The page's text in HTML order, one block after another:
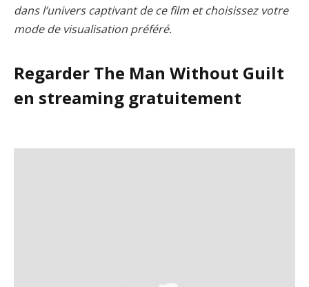
dans l’univers captivant de ce film et choisissez votre
mode de visualisation préféré.
Regarder The Man Without Guilt
en streaming gratuitement